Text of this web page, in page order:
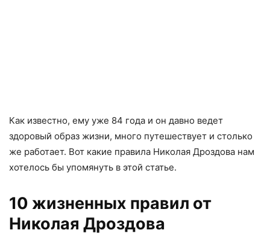
Как известно, ему уже 84 года и он дaвно ведет
здоровый образ жизни, много путешествует и столько
же работает. Вот какие правила Николая Дроздова нам
хотелось бы упомянуть в этой статье.
10 жизненных правил от
Николая Дроздова